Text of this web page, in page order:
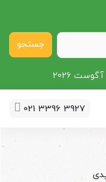
جستجو
021 3396 3927